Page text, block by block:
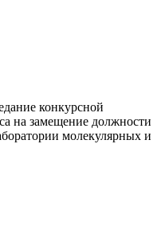
конкурсной
на замещение должности
молекулярных и